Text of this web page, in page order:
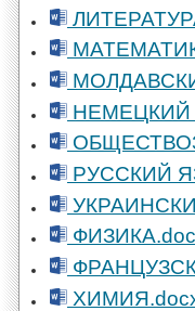
НЕМЕЦКИЙ
РУССКИЙ